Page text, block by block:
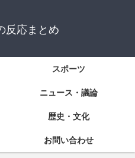
反応まとめ
スポーツ
ニュース・議論
歴史・文化
お問い合わせ